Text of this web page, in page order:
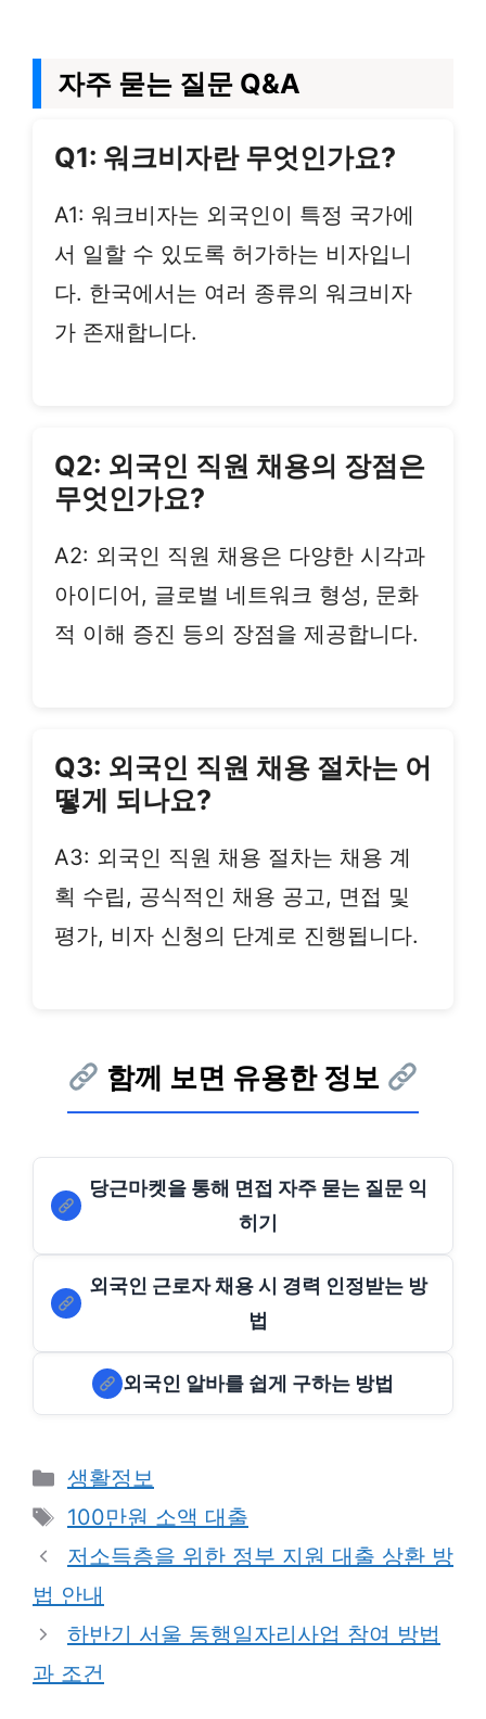
자주 묻는 질문 Q&A
Q1: 워크비자란 무엇인가요?
A1: 워크비자는 외국인이 특정 국가에
서 일할 수 있도록 허가하는 비자입니
다. 한국에서는 여러 종류의 워크비자
가 존재합니다.
Q2: 외국인 직원 채용의 장점은
무엇인가요?
A2: 외국인 직원 채용은 다양한 시각과
아이디어, 글로벌 네트워크 형성, 문화
적 이해 증진 등의 장점을 제공합니다.
Q3: 외국인 직원 채용 절차는 어
떻게 되나요?
A3: 외국인 직원 채용 절차는 채용 계
획 수립, 공식적인 채용 공고, 면접 및
평가, 비자 신청의 단계로 진행됩니다.
함께 보면 유용한 정보
당근마켓을 통해 면접 자주 묻는 질문 익
히기
외국인 근로자 채용 시 경력 인정받는 방
법
외국인 알바를 쉽게 구하는 방법
Categories
생활정보
Tags
100만원 소액 대출
저소득층을 위한 정부 지원 대출 상환 방
법 안내
하반기 서울 동행일자리사업 참여 방법
과 조건